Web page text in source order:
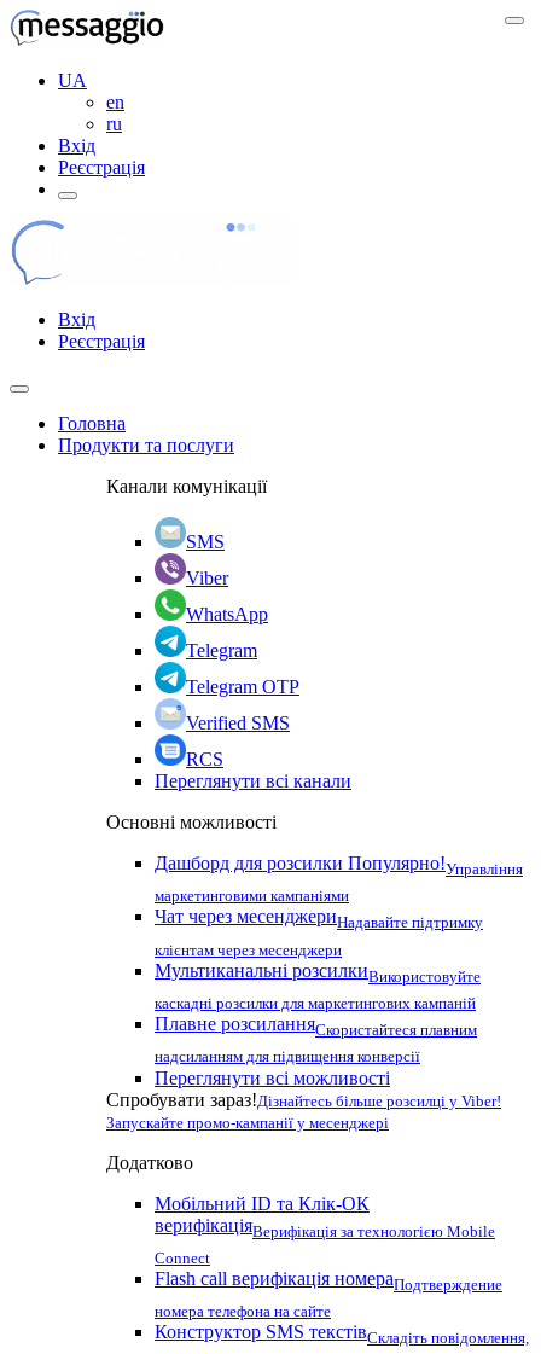
UA
en
ru
Вхід
Реєстрація
Вхід
Реєстрація
Головна
Продукти та послуги
Канали комунікації
SMS
Viber
WhatsApp
Telegram
Telegram OTP
Verified SMS
RCS
Переглянути всі канали
Основні можливості
Дашборд для розсилки Популярно!Управління
маркетинговими кампаніями
Чат через месенджериНадавайте підтримку
клієнтам через месенджери
Мультиканальні розсилкиВикористовуйте
каскадні розсилки для маркетингових кампаній
Плавне розсиланняСкористайтеся плавним
надсиланням для підвищення конверсії
Переглянути всі можливості
Спробувати зараз!Дізнайтесь більше розсилці у Viber!
Запускайте промо-кампанії у месенджері
Додатково
Мобільний ID та Клік-ОК
верифікаціяВерифікація за технологією Mobile
Connect
Flash call верифікація номераПодтверждение
номера телефона на сайте
Конструктор SMS текстівСкладіть повідомлення,